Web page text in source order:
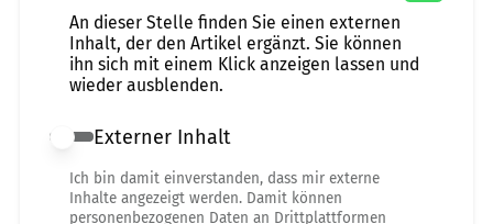
An dieser Stelle finden Sie einen externen
Inhalt, der den Artikel ergänzt. Sie können
ihn sich mit einem Klick anzeigen lassen und
wieder ausblenden.
Externer Inhalt erlauben
Externer Inhalt
Ich bin damit einverstanden, dass mir externe
Inhalte angezeigt werden. Damit können
personenbezogenen Daten an Drittplattformen